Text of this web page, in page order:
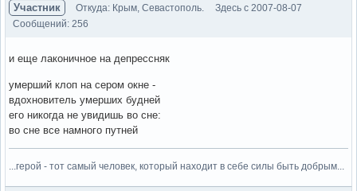
Участник Откуда: Крым, Севастополь.
Здесь с 2007-08-07
Сообщений: 256
и еще лаконичное на депрессняк
умерший клоп на сером окне -
вдохновитель умерших будней
его никогда не увидишь во сне:
во сне все намного путней
...герой - тот самый человек, который находит в себе силы быть добрым...